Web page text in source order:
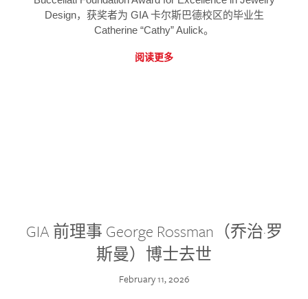
Design，获奖者为 GIA 卡尔斯巴德校区的毕业生
Catherine “Cathy” Aulick。
阅读更多
GIA 前理事 George Rossman（乔治·罗
斯曼）博士去世
February 11, 2026